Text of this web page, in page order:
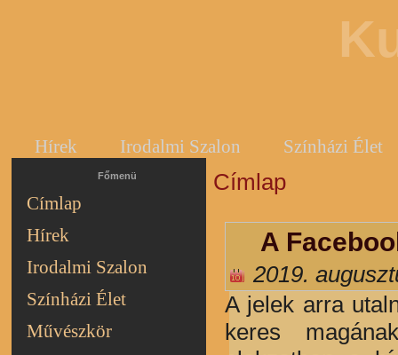
Hírek Irodalmi Szalon Színházi Élet
Főmenü
Címlap
Hírek
Irodalmi Szalon
Színházi Élet
Művészkör
Jelenlegi hely
Címlap
A
2019.
A jelek arra
keres